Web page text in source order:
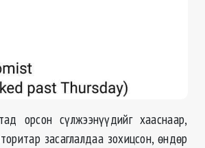
орсон сүлжээнүүдийг хааснаар,
засаглалдаа зохицсон, өндөр